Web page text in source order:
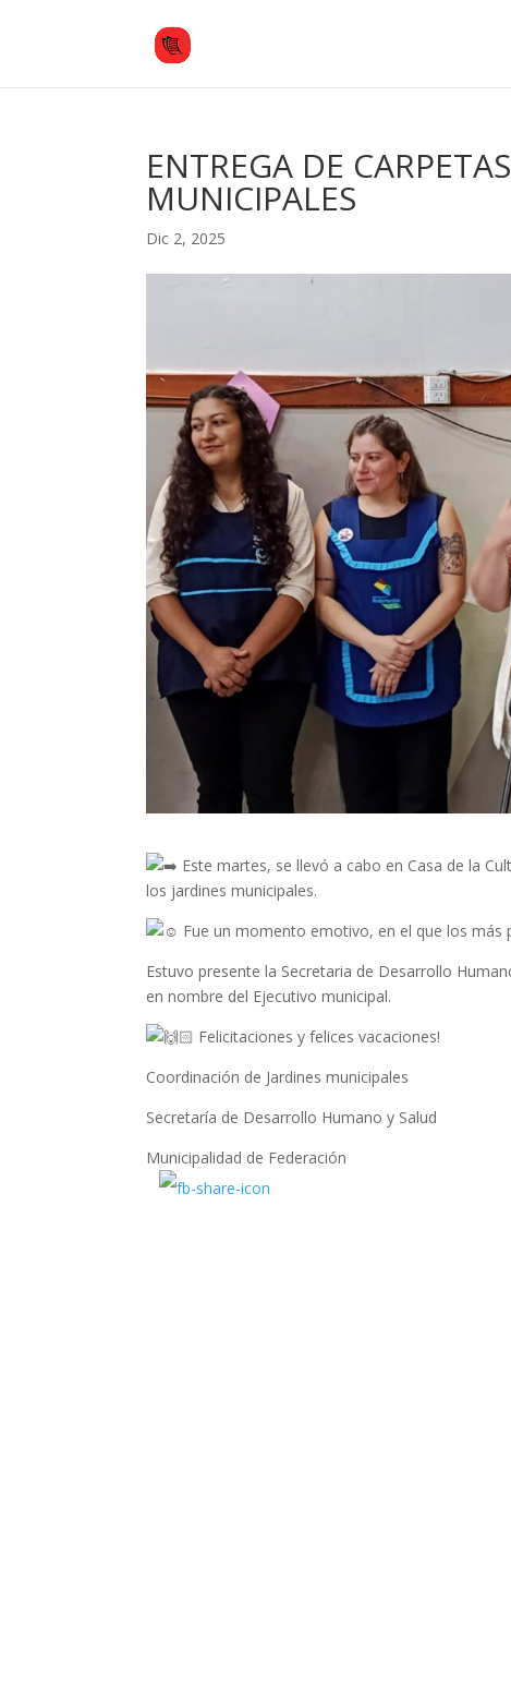
ENTREGA DE
MUNICIPALES
Dic 2, 2025
Este martes, se llevó a cabo en Casa de la
los jardines municipales.
Fue un momento emotivo, en el que los más
Estuvo presente la Secretaria de Desarrollo
en nombre del Ejecutivo municipal.
Felicitaciones y felices vacaciones!
Coordinación de Jardines municipales
Secretaría de Desarrollo Humano y Salud
Municipalidad de Federación